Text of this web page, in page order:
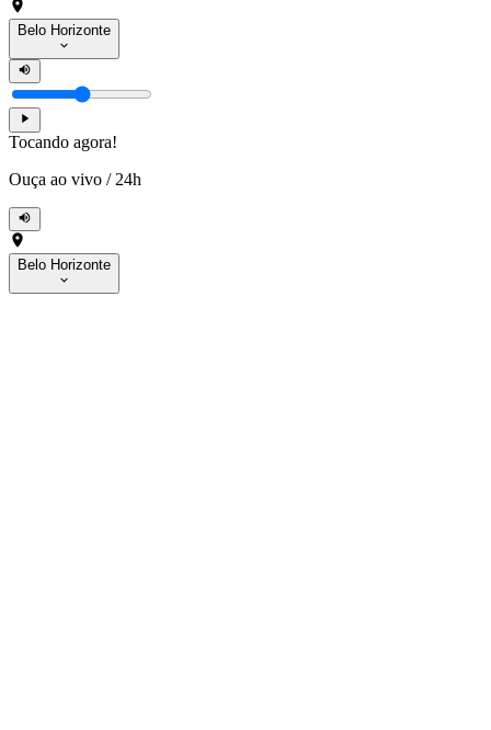
Belo Horizonte
Tocando agora!
Ouça ao vivo / 24h
Belo Horizonte